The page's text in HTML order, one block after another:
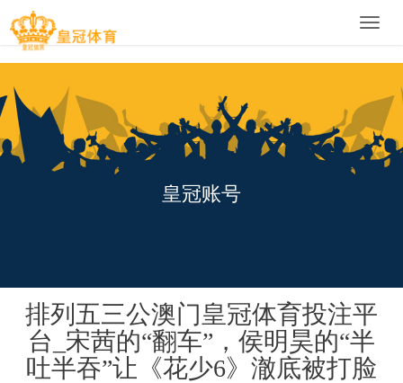
Toggle
皇冠账号
排列五三公澳门皇冠体育投注平
台_宋茜的“翻车”，侯明昊的“半
吐半吞”让《花少6》澈底被打脸